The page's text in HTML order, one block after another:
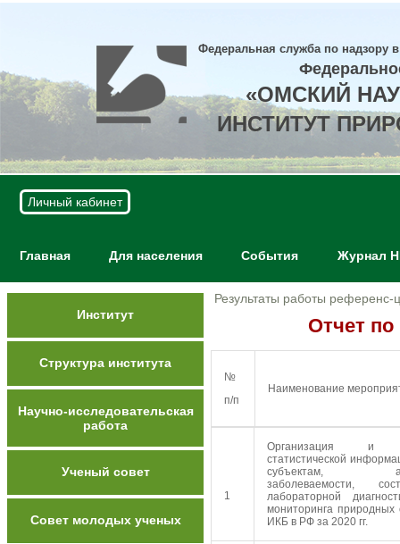
Федеральная служба по надзору
«ОМСКИЙ
ИНСТИТУТ
Личный кабинет
Главная Для населения События Журнал
Институт
Структура института
Научно-исследовательская
работа
Ученый совет
Совет молодых ученых
Результаты работы референс-
Отчет по
№
п/п
Наименование
1
Организация и
статистической
субъектам,
заболеваемости,
лабораторной
мониторинга природных
ИКБ в РФ за 2020 гг.